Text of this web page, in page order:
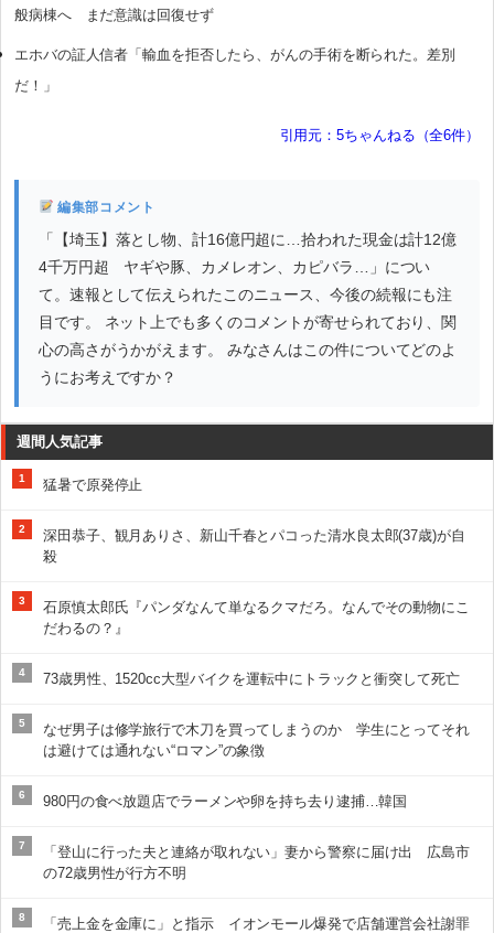
般病棟へ まだ意識は回復せず
エホバの証人信者「輸血を拒否したら、がんの手術を断られた。差別
だ！」
引用元：5ちゃんねる（全6件）
編集部コメント
「【埼玉】落とし物、計16億円超に…拾われた現金は計12億
4千万円超 ヤギや豚、カメレオン、カピバラ…」につい
て。速報として伝えられたこのニュース、今後の続報にも注
目です。 ネット上でも多くのコメントが寄せられており、関
心の高さがうかがえます。 みなさんはこの件についてどのよ
うにお考えですか？
週間人気記事
1 猛暑で原発停止
2
深田恭子、観月ありさ、新山千春とパコった清水良太郎(37歳)が自
殺
3
石原慎太郎氏『パンダなんて単なるクマだろ。なんでその動物にこ
だわるの？』
4 73歳男性、1520cc大型バイクを運転中にトラックと衝突して死亡
5
なぜ男子は修学旅行で木刀を買ってしまうのか 学生にとってそれ
は避けては通れない“ロマン”の象徴
6 980円の食べ放題店でラーメンや卵を持ち去り逮捕…韓国
7
「登山に行った夫と連絡が取れない」妻から警察に届け出 広島市
の72歳男性が行方不明
8 「売上金を金庫に」と指示 イオンモール爆発で店舗運営会社謝罪